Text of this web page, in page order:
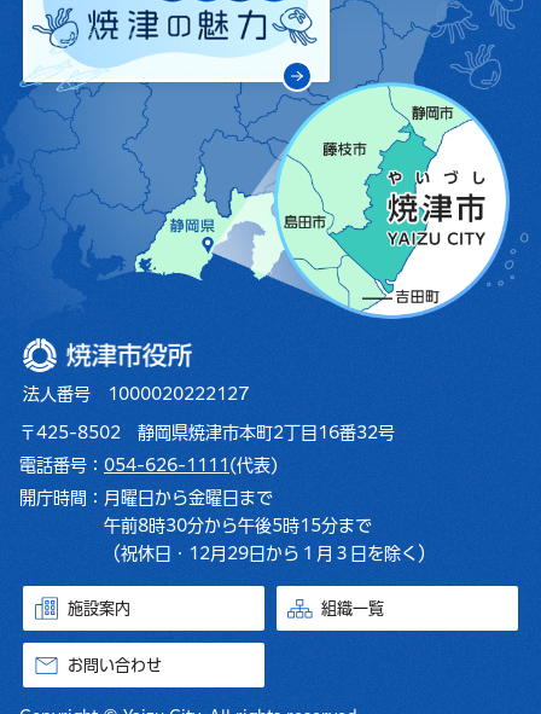
焼津市役所
法人番号 1000020222127
〒425-8502 静岡県焼津市本町2丁目16番32号
電話番号： 054-626-1111 (代表)
開庁時間： 月曜日から金曜日まで
午前8時30分から午後5時15分まで
（祝休日・12月29日から１月３日を除く）
施設案内 組織一覧
お問い合わせ